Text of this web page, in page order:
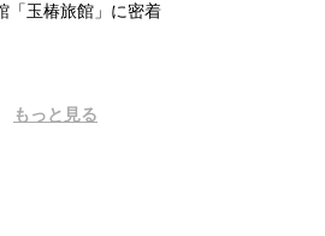
「玉椿旅館」に密着
もっと見る